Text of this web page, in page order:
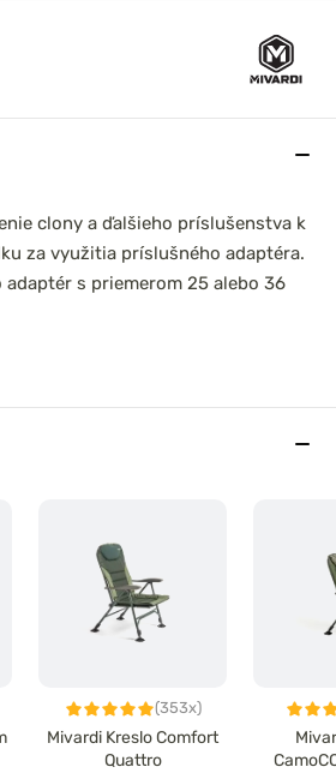
clony a ďalšieho príslušenstva k
za využitia príslušného adaptéra.
adaptér s priemerom 25 alebo 36
(353x)
Mivardi Kreslo Comfort
Quattro